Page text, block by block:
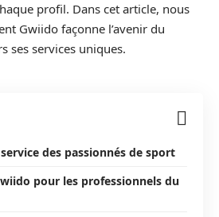
profil. Dans cet article, nous
Gwiido façonne l’avenir du
ses services uniques.
des passionnés de sport
pour les professionnels du